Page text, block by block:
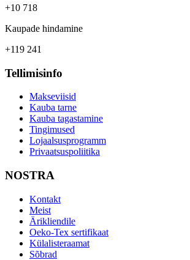
+10 718
Kaupade hindamine
+119 241
Tellimisinfo
Makseviisid
Kauba tarne
Kauba tagastamine
Tingimused
Lojaalsusprogramm
Privaatsuspoliitika
NOSTRA
Kontakt
Meist
Ärikliendile
Oeko-Tex sertifikaat
Külalisteraamat
Sõbrad